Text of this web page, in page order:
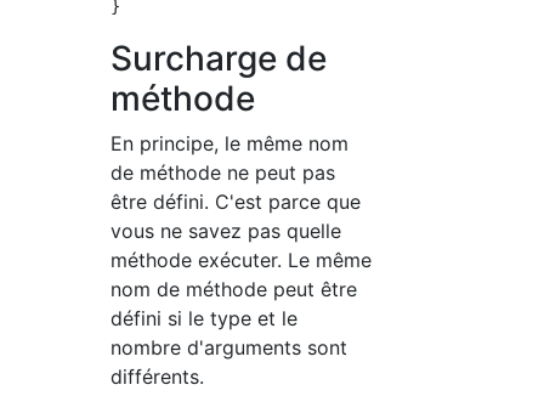
Surcharge de
méthode
En principe, le même nom
de méthode ne peut pas
être défini. C'est parce que
vous ne savez pas quelle
méthode exécuter. Le même
nom de méthode peut être
défini si le type et le
nombre d'arguments sont
différents.